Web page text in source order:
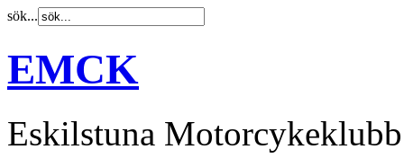
sök...
EMCK
Eskilstuna Motorcykeklubb